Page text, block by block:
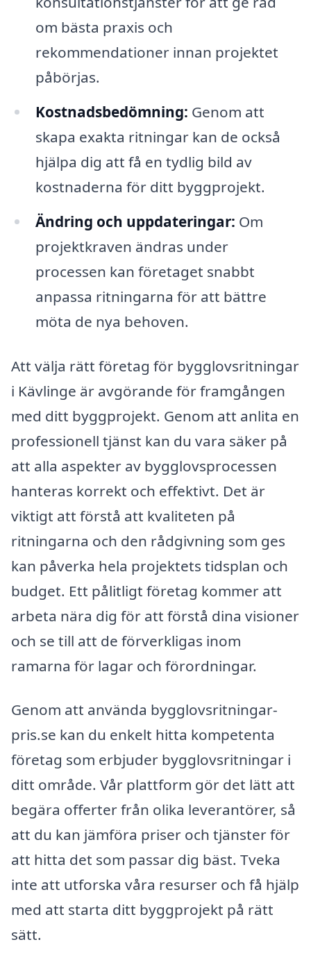
om bästa praxis och
rekommendationer innan projektet
påbörjas.
Kostnadsbedömning: Genom att
skapa exakta ritningar kan de också
hjälpa dig att få en tydlig bild av
kostnaderna för ditt byggprojekt.
Ändring och uppdateringar: Om
projektkraven ändras under
processen kan företaget snabbt
anpassa ritningarna för att bättre
möta de nya behoven.
Att välja rätt företag för bygglovsritningar
i Kävlinge är avgörande för framgången
med ditt byggprojekt. Genom att anlita en
professionell tjänst kan du vara säker på
att alla aspekter av bygglovsprocessen
hanteras korrekt och effektivt. Det är
viktigt att förstå att kvaliteten på
ritningarna och den rådgivning som ges
kan påverka hela projektets tidsplan och
budget. Ett pålitligt företag kommer att
arbeta nära dig för att förstå dina visioner
och se till att de förverkligas inom
ramarna för lagar och förordningar.
Genom att använda bygglovsritningar-
pris.se kan du enkelt hitta kompetenta
företag som erbjuder bygglovsritningar i
ditt område. Vår plattform gör det lätt att
begära offerter från olika leverantörer, så
att du kan jämföra priser och tjänster för
att hitta det som passar dig bäst. Tveka
inte att utforska våra resurser och få hjälp
med att starta ditt byggprojekt på rätt
sätt.